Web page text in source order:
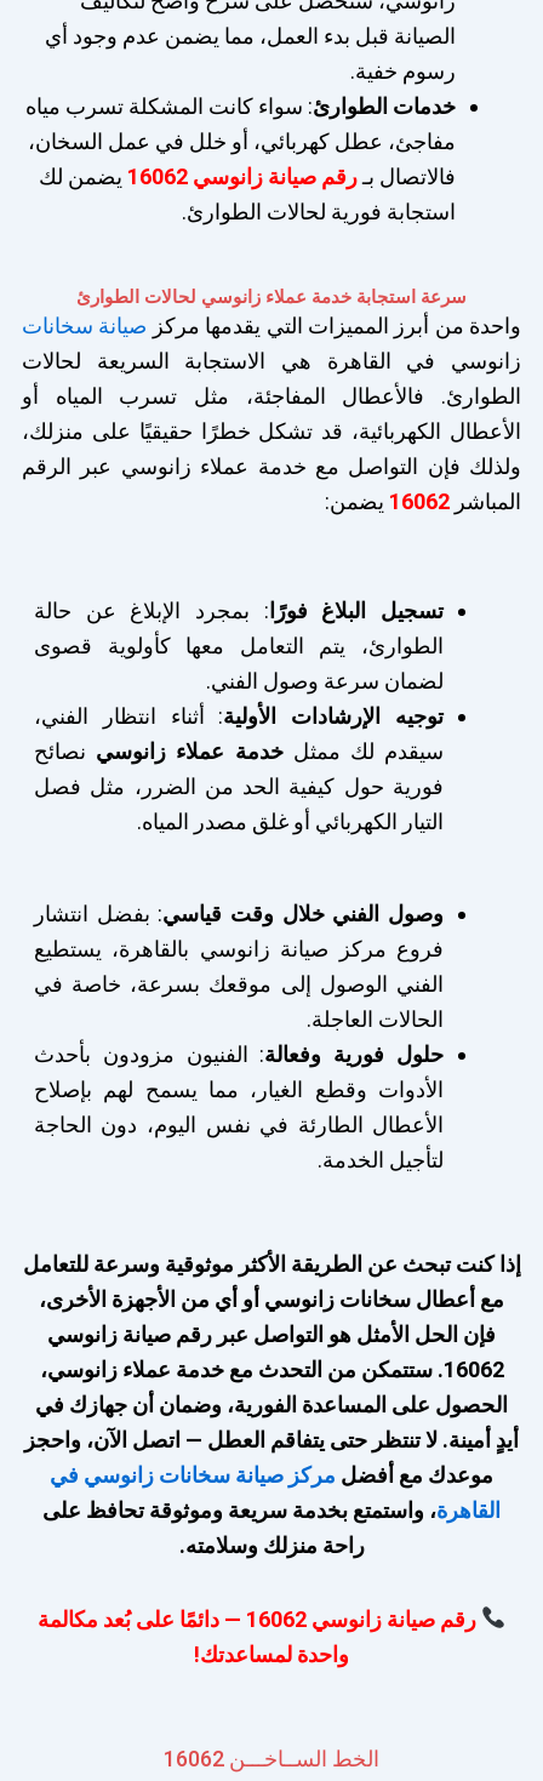
الصيانة قبل بدء العمل، مما يضمن عدم وجود أي
رسوم خفية.
خدمات الطوارئ: سواء كانت المشكلة تسرب مياه
مفاجئ، عطل كهربائي، أو خلل في عمل السخان،
فالاتصال بـرقم صيانة زانوسي 16062
يضمن لك
استجابة فورية لحالات الطوارئ.
سرعة استجابة خدمة عملاء زانوسي لحالات الطوارئ
واحدة من أبرز المميزات التي يقدمها مركز صيانة سخانات
زانوسي في القاهرة هي الاستجابة السريعة لحالات
الطوارئ. فالأعطال المفاجئة، مثل تسرب المياه أو
الأعطال الكهربائية، قد تشكل خطرًا حقيقيًا على منزلك،
ولذلك فإن التواصل مع خدمة عملاء زانوسي عبر الرقم
المباشر 16062 يضمن:
تسجيل البلاغ فورًا : بمجرد الإبلاغ عن حالة
الطوارئ، يتم التعامل معها كأولوية قصوى
لضمان سرعة وصول الفني.
توجيه الإرشادات الأولية: أثناء انتظار الفني،
سيقدم لك ممثلخدمة عملاء زانوسي نصائح
فورية حول كيفية الحد من الضرر، مثل فصل
التيار الكهربائي أو غلق مصدر المياه.
وصول الفني خلال وقت قياسي: بفضل انتشار
فروع مركز صيانة زانوسي بالقاهرة، يستطيع
الفني الوصول إلى موقعك بسرعة، خاصة في
الحالات العاجلة.
حلول فورية وفعالة: الفنيون مزودون بأحدث
الأدوات وقطع الغيار، مما يسمح لهم بإصلاح
الأعطال الطارئة في نفس اليوم، دون الحاجة
لتأجيل الخدمة.
إذا كنت تبحث عن الطريقة الأكثر موثوقية وسرعة للتعامل
مع أعطال سخانات زانوسي أو أي من الأجهزة الأخرى،
فإن الحل الأمثل هو التواصل عبر رقم صيانة زانوسي
16062. ستتمكن من التحدث مع خدمة عملاء زانوسي،
الحصول على المساعدة الفورية، وضمان أن جهازك في
أيدٍ أمينة. لا تنتظر حتى يتفاقم العطل — اتصل الآن، واحجز
موعدك مع أفضل مركز صيانة سخانات زانوسي في
القاهرة، واستمتع بخدمة سريعة وموثوقة تحافظ على
راحة منزلك وسلامته.
رقم صيانة زانوسي 16062 — دائمًا على بُعد مكالمة
واحدة لمساعدتك!
الخط الســاخـــن 16062